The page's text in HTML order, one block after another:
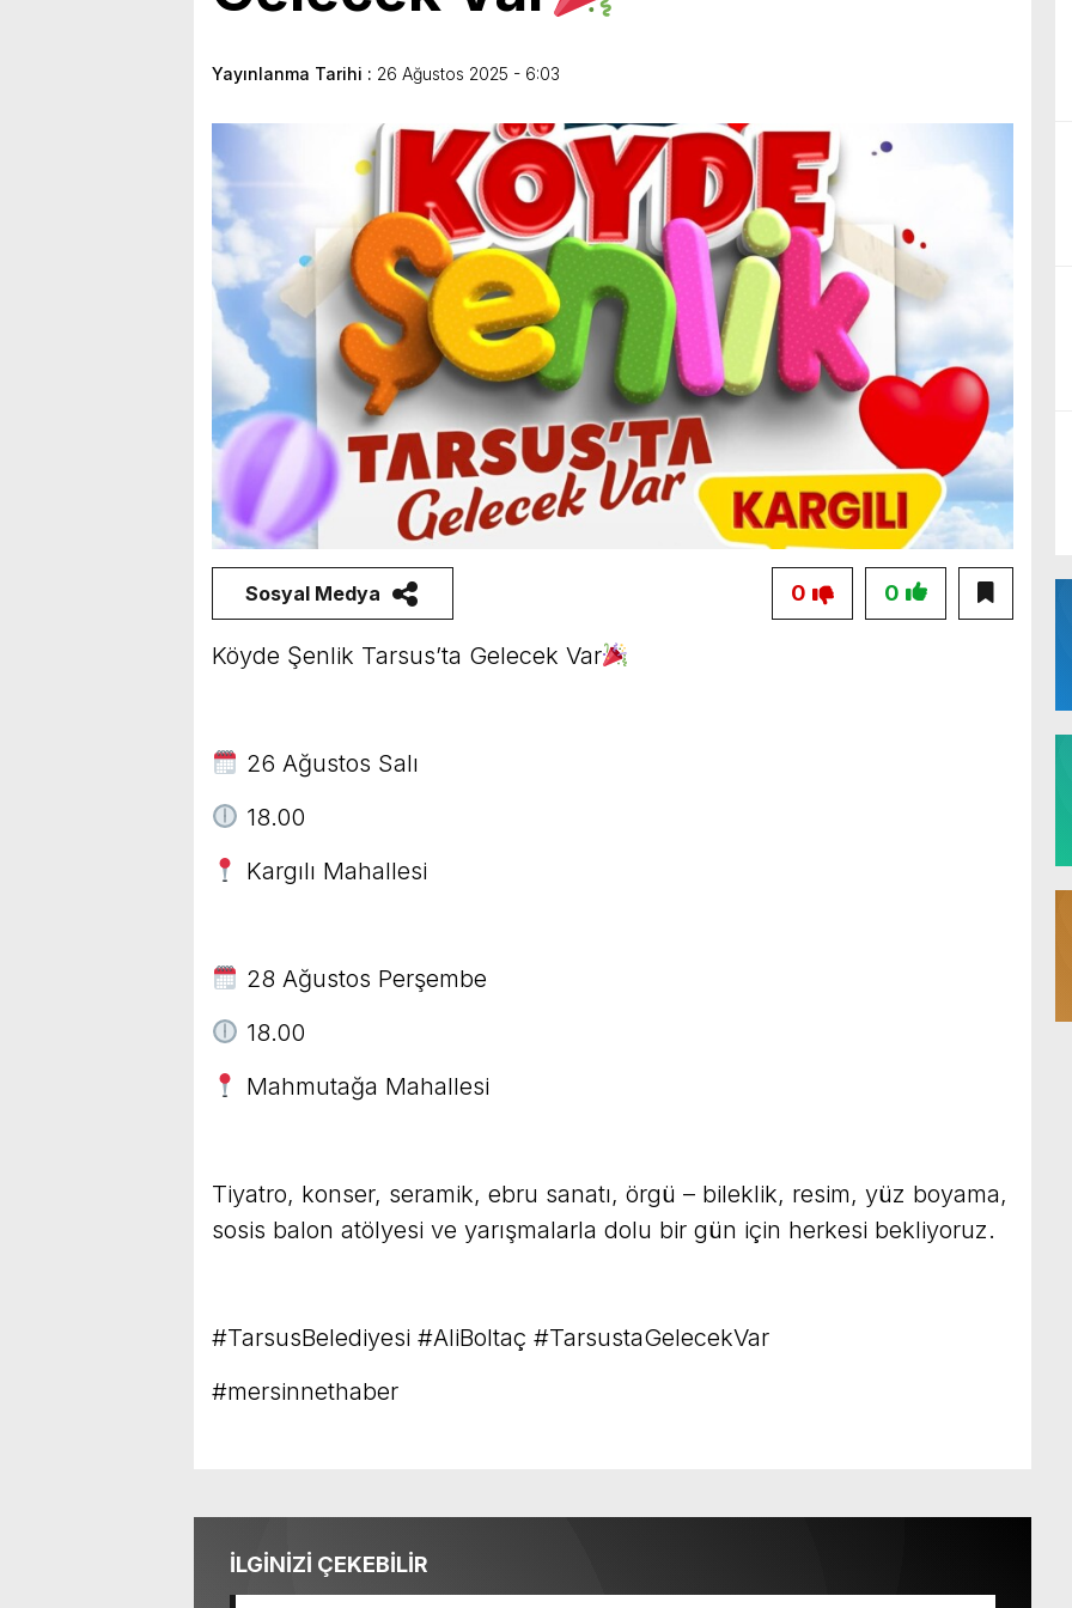
bulunduk. Ortak akıl ve iş birliğiyle hayata geçireceğimiz çalışmalar üzerine verimli bir
Yayınlanma Tarihi : 26 Ağustos 2025 - 6:03
Sosyal Medya 0
0
Köyde Şenlik Tarsus’ta Gelecek Var
26 Ağustos Salı
18.00
Kargılı Mahallesi
28 Ağustos Perşembe
18.00
Mahmutağa Mahallesi
Tiyatro, konser, seramik, ebru sanatı, örgü – bileklik, resim, yüz boyama,
sosis balon atölyesi ve yarışmalarla dolu bir gün için herkesi bekliyoruz.
#TarsusBelediyesi #AliBoltaç #TarsustaGelecekVar
#mersinnethaber
İLGİNİZİ ÇEKEBİLİR